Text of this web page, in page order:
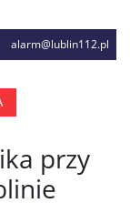
alarm@lublin112.pl
przy